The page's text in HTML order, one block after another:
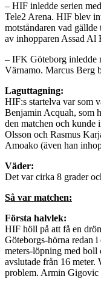
– HIF inledde serien
Tele2 Arena. HIF blev
motståndaren vad
av inhopparen Assad Al
– IFK Göteborg inledde
Värnamo. Marcus Berg
Laguttagning:
HIF:s startelva var som
Benjamin Acquah, som
den matchen och kunde
Olsson och Rasmus
Amoako (även han
Väder:
Det var cirka 8 grader
Så var matchen:
Första halvlek:
HIF höll på att få en
Göteborgs-hörna redan
meters-löpning med boll
avslutade från 16 meter.
problem. Armin Gigovic